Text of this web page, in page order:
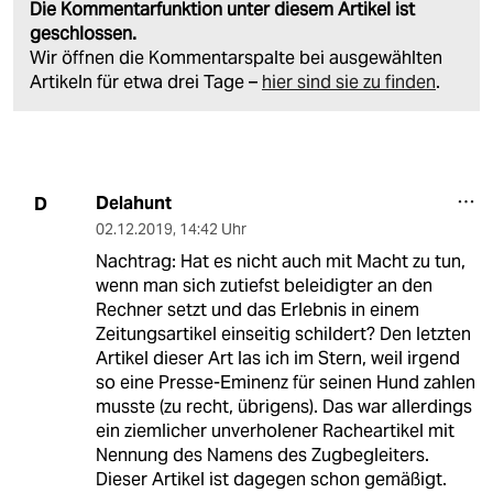
Die Kommentarfunktion unter diesem Artikel ist
geschlossen.
Wir öffnen die Kommentarspalte bei ausgewählten
Artikeln für etwa drei Tage – hier sind sie zu finden.
D Delahunt
02.12.2019, 14:42 Uhr
Nachtrag: Hat es nicht auch mit Macht zu tun,
wenn man sich zutiefst beleidigter an den
Rechner setzt und das Erlebnis in einem
Zeitungsartikel einseitig schildert? Den letzten
Artikel dieser Art las ich im Stern, weil irgend
so eine Presse-Eminenz für seinen Hund zahlen
musste (zu recht, übrigens). Das war allerdings
ein ziemlicher unverholener Racheartikel mit
Nennung des Namens des Zugbegleiters.
Dieser Artikel ist dagegen schon gemäßigt.